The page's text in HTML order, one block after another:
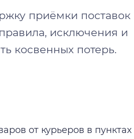
приёмки поставок
исключения и
косвенных потерь.
от курьеров в пунктах